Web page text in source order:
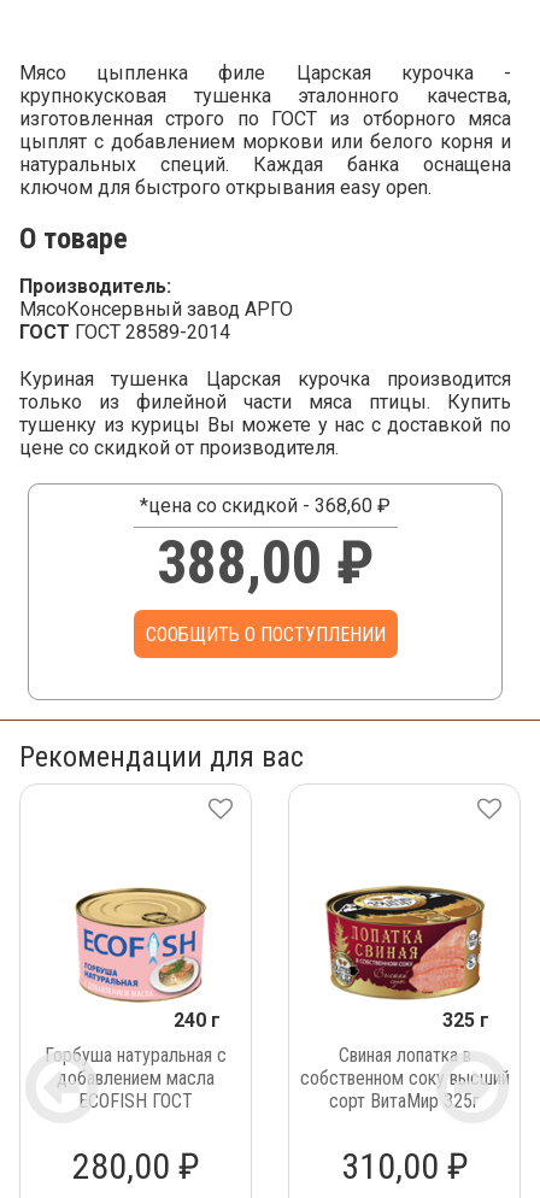
Мясо цыпленка филе Царская курочка -
крупнокусковая тушенка эталонного качества,
изготовленная строго по ГОСТ из отборного мяса
цыплят с добавлением моркови или белого корня и
натуральных специй. Каждая банка оснащена
ключом для быстрого открывания easy open.
О товаре
Производитель:
МясоКонсервный завод АРГО
ГОСТ ГОСТ 28589-2014
Куриная тушенка Царская курочка производится
только из филейной части мяса птицы. Купить
тушенку из курицы Вы можете у нас с доставкой по
цене со скидкой от производителя.
*цена со скидкой - 368,60 ₽
388,00 ₽
СООБЩИТЬ О ПОСТУПЛЕНИИ
Рекомендации для вас
240 г
Горбуша натуральная с
добавлением масла
ECOFISH ГОСТ
280,00 ₽
325 г
Свиная лопатка в
собственном соку высший
сорт ВитаМир 325г
310,00 ₽